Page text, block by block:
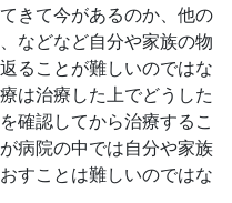
きて今があるのか、他の
などなど自分や家族の物
ることが難しいのではな
は治療した上でどうした
確認してから治療するこ
病院の中では自分や家族
すことは難しいのではな